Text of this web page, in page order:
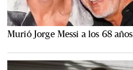
Murió Jorge Messi a los 68 años